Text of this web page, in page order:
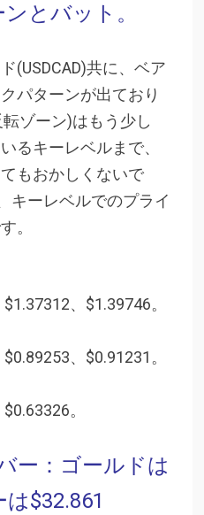
とバット。
(USDCAD)共に、ベア
パターンが出ており
ゾーン)はもう少し
るキーレベルまで、
もおかしくないで
キーレベルでのプライ
。
、$1.39746。
、$0.91231。
。
ー：ゴールドは
$32.861